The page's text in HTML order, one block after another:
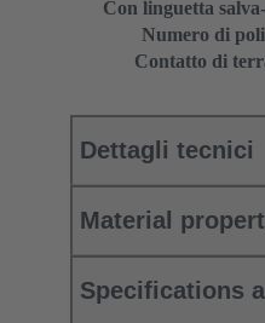
Con linguetta
Numero di poli
Contatto di
Dettagli tecnici
Material
Specifications